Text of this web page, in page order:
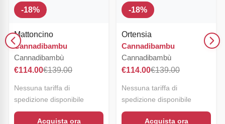
-18%
Mattoncino
Cannadibambu
Cannadibambù
€114.00€139.00
Nessuna tariffa di
spedizione disponibile
Acquista ora
-18%
Ortensia
Cannadibambu
Cannadibambù
€114.00€139.00
Nessuna tariffa di
spedizione disponibile
Acquista ora